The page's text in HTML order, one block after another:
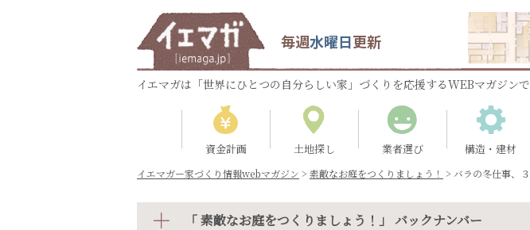
毎週水曜日更新
イエマガは「世界にひとつの自分らしい家」づくりを応援するWEBマガジンで
資金計画 土地探し 業者選び 構造・建材
イエマガー家づくり情報webマガジン > 素敵なお庭をつくりましょう！ > バラの冬仕事、
「 素敵なお庭をつくりましょう！」 バックナンバー